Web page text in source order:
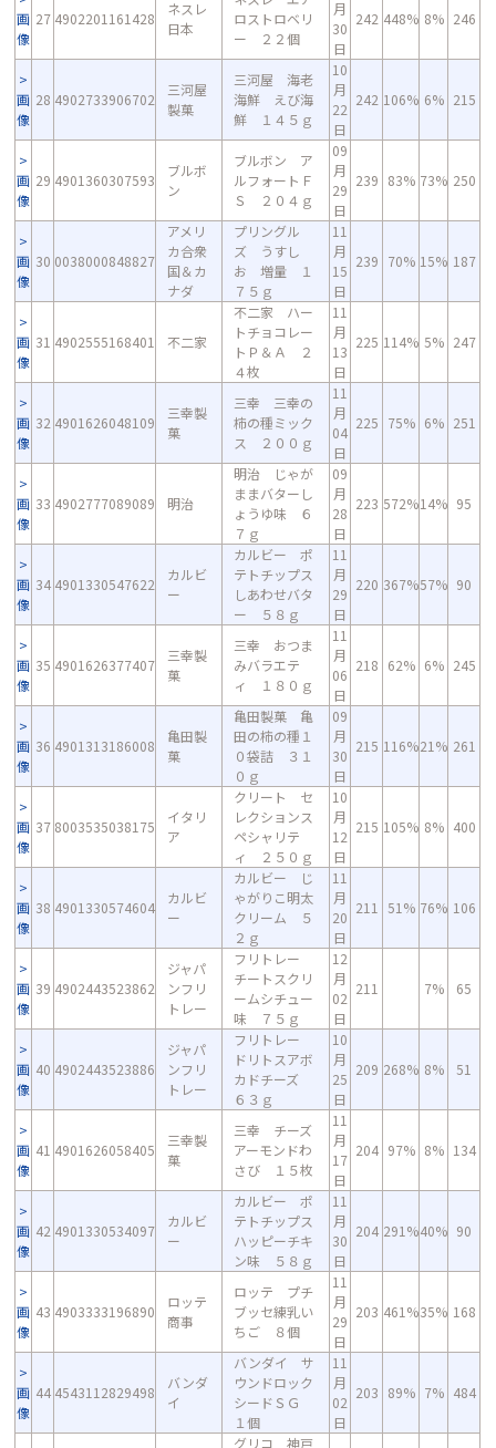
画
像
27 4902201161428
ネスレ
日本
ロストロベリ
ー ２２個
月
30
日
242 448% 8% 246
画
像
28 4902733906702
三河屋
製菓
三河屋 海老
海鮮 えび海
鮮 １４５ｇ
10
月
22
日
242 106% 6% 215
画
像
29 4901360307593
ブルボ
ン
ブルボン ア
ルフォートＦ
Ｓ ２０４ｇ
09
月
29
日
239 83% 73% 250
画
像
30 0038000848827
アメリ
カ合衆
国＆カ
ナダ
プリングル
ズ うすし
お 増量 １
７５ｇ
11
月
15
日
239 70% 15% 187
画
像
31 4902555168401 不二家
不二家 ハー
トチョコレー
トＰ＆Ａ ２
４枚
11
月
13
日
225 114% 5% 247
画
像
32 4901626048109
三幸製
菓
三幸 三幸の
柿の種ミック
ス ２００ｇ
11
月
04
日
225 75% 6% 251
画
像
33 4902777089089 明治
明治 じゃが
ままバターし
ょうゆ味 ６
７ｇ
09
月
28
日
223 572%14% 95
画
像
34 4901330547622
カルビ
ー
カルビー ポ
テトチップス
しあわせバタ
ー ５８ｇ
11
月
29
日
220 367%57% 90
画
像
35 4901626377407
三幸製
菓
三幸 おつま
みバラエテ
ィ １８０ｇ
11
月
06
日
218 62% 6% 245
画
像
36 4901313186008
亀田製
菓
亀田製菓 亀
田の柿の種１
０袋詰 ３１
０ｇ
09
月
30
日
215 116%21% 261
画
像
37 8003535038175
イタリ
ア
クリート セ
レクションス
ペシャリテ
ィ ２５０ｇ
10
月
12
日
215 105% 8% 400
画
像
38 4901330574604
カルビ
ー
カルビー じ
ゃがりこ明太
クリーム ５
２ｇ
11
月
20
日
211 51% 76% 106
画
像
39 4902443523862
ジャパ
ンフリ
トレー
フリトレー
チートスクリ
ームシチュー
味 ７５ｇ
12
月
02
日
211 7% 65
画
像
40 4902443523886
ジャパ
ンフリ
トレー
フリトレー
ドリトスアボ
カドチーズ
６３ｇ
10
月
25
日
209 268% 8% 51
画
像
41 4901626058405
三幸製
菓
三幸 チーズ
アーモンドわ
さび １５枚
11
月
17
日
204 97% 8% 134
画
像
42 4901330534097
カルビ
ー
カルビー ポ
テトチップス
ハッピーチキ
ン味 ５８ｇ
11
月
30
日
204 291%40% 90
画
像
43 4903333196890
ロッテ
商事
ロッテ プチ
ブッセ練乳い
ちご ８個
11
月
29
日
203 461%35% 168
画
像
44 4543112829498
バンダ
イ
バンダイ サ
ウンドロック
シードＳＧ
１個
11
月
02
日
203 89% 7% 484
グリコ 神戸